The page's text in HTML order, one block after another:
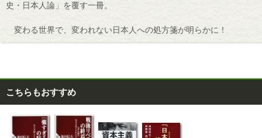
史・日本人論」を覆す一冊。
変わる世界で、変われない日本人への処方箋が明らかに！
こちらもおすすめ